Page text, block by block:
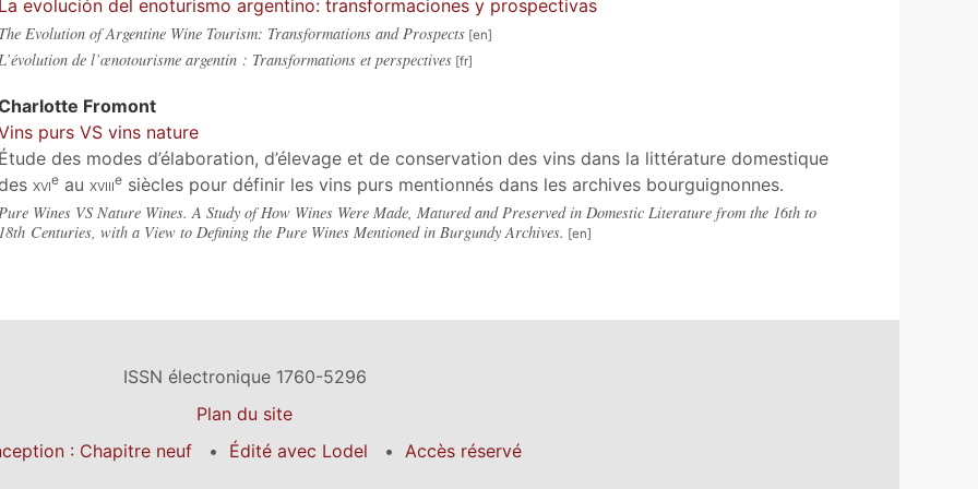
evolución del enoturismo argentino: transformaciones y prospectivas
Evolution of Argentine Wine Tourism: Transformations and Prospects
de l’œnotourisme argentin : Transformations et perspectives
Fromont
purs VS vins nature
des modes d’élaboration, d’élevage et de conservation des vins dans la littérature domestique
xvie au xviiie siècles pour définir les vins purs mentionnés dans les archives bourguignonnes.
Wines VS Nature Wines. A Study of How Wines Were Made, Matured and Preserved in Domestic Literature from the 16th to
Centuries, with a View to Defining the Pure Wines Mentioned in Burgundy Archives.
ISSN électronique 1760-5296
Plan du site
: Chapitre neuf
Édité avec Lodel Accès réservé